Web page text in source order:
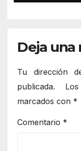
Deja una
Tu dirección
publicada.
marcados con *
Comentario *